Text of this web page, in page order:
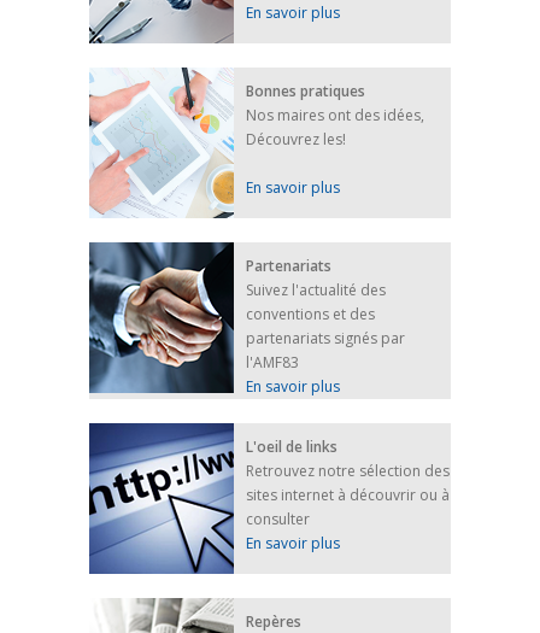
En savoir plus
Bonnes pratiques
Nos maires ont des idées,
Découvrez les!
En savoir plus
Partenariats
Suivez l'actualité des
conventions et des
partenariats signés par
l'AMF83
En savoir plus
L'oeil de links
Retrouvez notre sélection des
sites internet à découvrir ou à
consulter
En savoir plus
Repères